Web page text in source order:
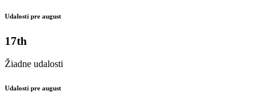
Udalosti pre august
17th
Žiadne udalosti
Udalosti pre august